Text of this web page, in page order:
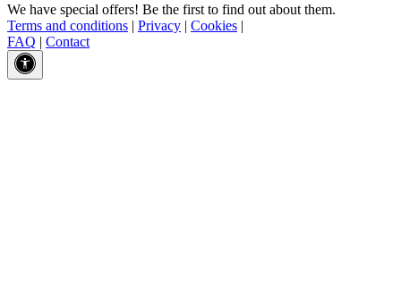
We have special offers! Be the first to find out about them.
Terms and conditions | Privacy | Cookies |
FAQ | Contact